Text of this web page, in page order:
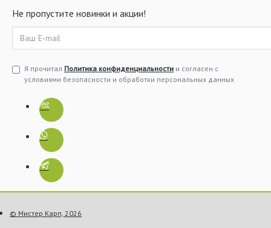
Не пропустите новинки и акции!
Я прочитал Политика конфиденциальности и согласен с
условиями безопасности и обработки персональных данных
© Мистер Карп, 2026